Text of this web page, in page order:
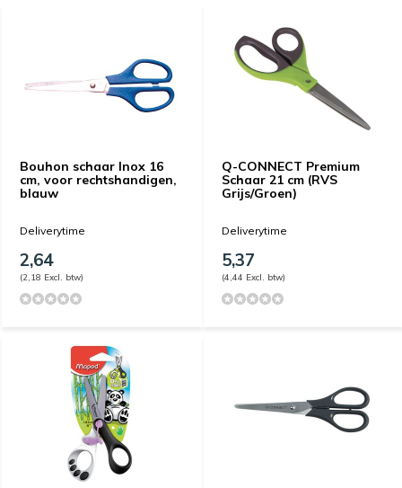
Bouhon schaar Inox 16
cm, voor rechtshandigen,
blauw
Deliverytime
2,64
(2,18 Excl. btw)
Q-CONNECT Premium
Schaar 21 cm (RVS
Grijs/Groen)
Deliverytime
5,37
(4,44 Excl. btw)